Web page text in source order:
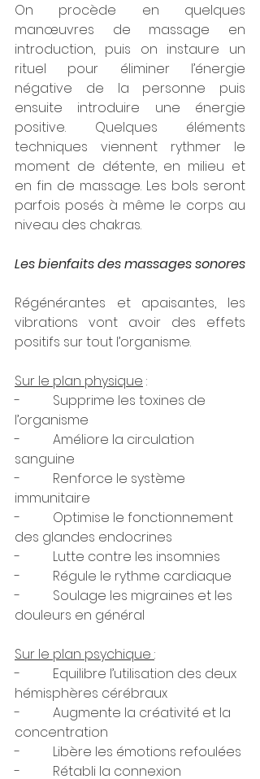
On procède en quelques
manœuvres de massage en
introduction, puis on instaure un
rituel pour éliminer l’énergie
négative de la personne puis
ensuite introduire une énergie
positive. Quelques éléments
techniques viennent rythmer le
moment de détente, en milieu et
en fin de massage. Les bols seront
parfois posés à même le corps au
niveau des chakras.
Les bienfaits des massages sonores
Régénérantes et apaisantes, les
vibrations vont avoir des effets
positifs sur tout l’organisme.
Sur le plan physique :
-          Supprime les toxines de
l’organisme
-          Améliore la circulation
sanguine
-          Renforce le système
immunitaire
-          Optimise le fonctionnement
des glandes endocrines
-          Lutte contre les insomnies
-          Régule le rythme cardiaque
-          Soulage les migraines et les
douleurs en général
Sur le plan psychique :
-          Equilibre l’utilisation des deux
hémisphères cérébraux
-          Augmente la créativité et la
concentration
-          Libère les émotions refoulées
-          Rétabli la connexion